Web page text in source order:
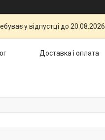
у відпустці до 20.08.2026.
Доставка і оплата